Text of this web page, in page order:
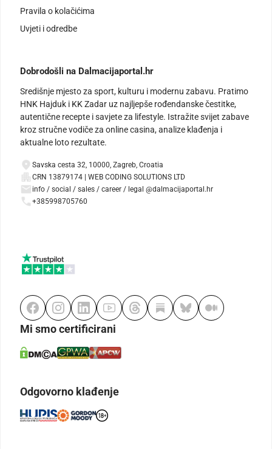
Pravila o kolačićima
Uvjeti i odredbe
Dobrodošli na Dalmacijaportal.hr
Središnje mjesto za sport, kulturu i modernu zabavu. Pratimo
HNK Hajduk i KK Zadar uz najljepše rođendanske čestitke,
autentične recepte i savjete za lifestyle. Istražite svijet zabave
kroz stručne vodiče za online casina, analize klađenja i
aktualne loto rezultate.
Savska cesta 32, 10000, Zagreb, Croatia
CRN 13879174 | WEB CODING SOLUTIONS LTD
info / social / sales / career / legal @dalmacijaportal.hr
+385998705760
Mi smo certificirani
Odgovorno klađenje